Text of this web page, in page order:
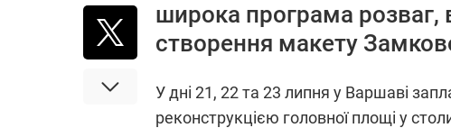
широка програма розваг,
створення макету
У дні 21, 22 та 23 липня у Варшаві
реконструкцією головної площі у